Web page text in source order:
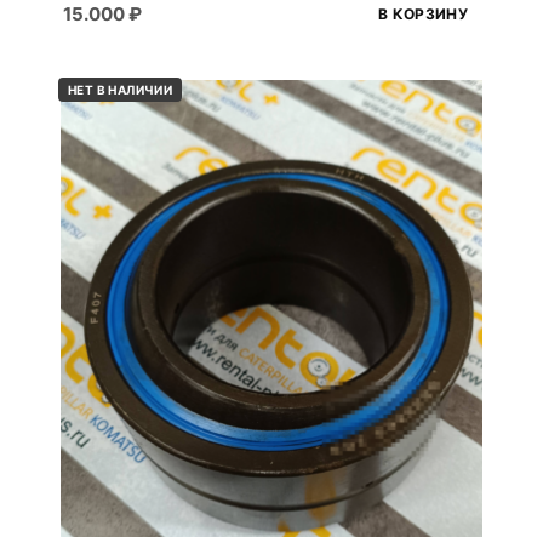
15.000₽ В КОРЗИНУ
НЕТ В НАЛИЧИИ